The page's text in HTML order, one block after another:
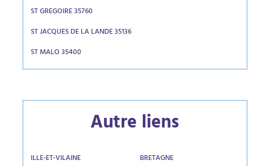
ST GREGOIRE 35760
ST JACQUES DE LA LANDE 35136
ST MALO 35400
Autre liens
ILLE-ET-VILAINE BRETAGNE